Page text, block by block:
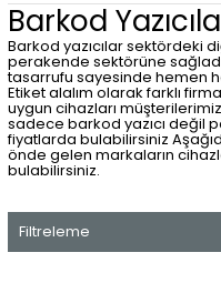
Barkod
Barkod yazıcılar sektördeki
perakende sektörüne
tasarrufu sayesinde hemen
Etiket alalım olarak farklı
uygun cihazları
sadece barkod yazıcı değil
fiyatlarda bulabilirsiniz
önde gelen markaların
bulabilirsiniz.
Filtreleme